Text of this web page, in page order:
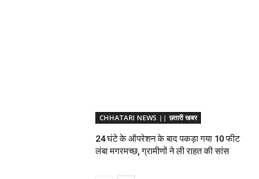
CHHATARI NEWS || छतारी खबर
24 घंटे के ऑपरेशन के बाद पकड़ा गया 10 फीट
लंबा मगरमच्छ, ग्रामीणों ने ली राहत की सांस